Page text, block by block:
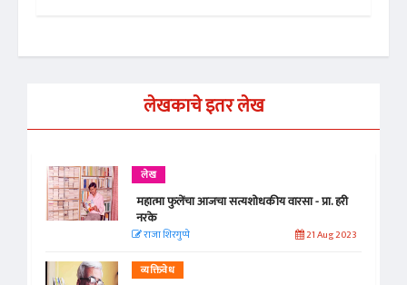
लेखकाचे इतर लेख
लेख
महात्मा फुलेंचा आजचा सत्यशोधकीय वारसा - प्रा. हरी
नरके
राजा शिरगुप्पे 21 Aug 2023
व्यक्तिवेध